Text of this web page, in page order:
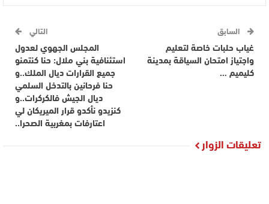
السابق
غياب حلبات خاصة لتعليم
واجتياز امتحان السياقة بمدينة
كليميم …
التالي
المجلس الجهوي لعدول
استئنافية بني ملال: حنا كنتمنو
جميع القرارات ديال الملك..و
حنا فرحانين بالتدخل السلمي
ديال الجيش فالكركرات..و
كنزيدو نأكدو قرار الميريكان لي
اعتارفات بمغربية الصحرا..
تعليقات الزوار